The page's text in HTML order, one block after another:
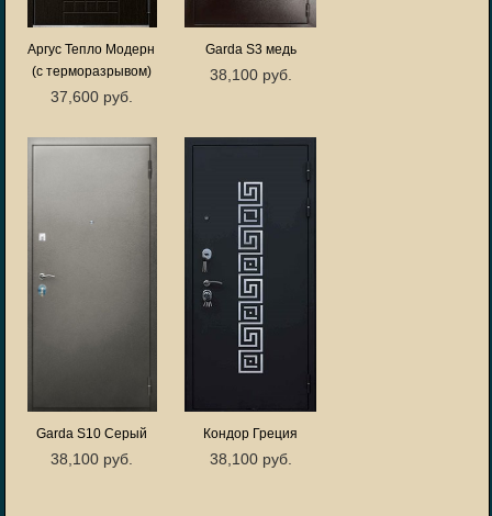
Аргус Тепло Модерн
(с терморазрывом)
37,600 руб.
Garda S3 медь
38,100 руб.
Garda S10 Серый
38,100 руб.
Кондор Греция
38,100 руб.